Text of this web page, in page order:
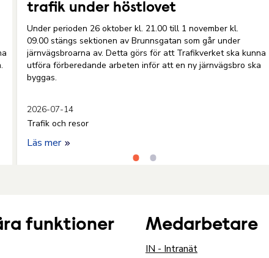
trafik under höstlovet
Under perioden 26 oktober kl. 21.00 till 1 november kl.
09.00 stängs sektionen av Brunnsgatan som går under
järnvägsbroarna av. Detta görs för att Trafikverket ska kunna
utföra förberedande arbeten inför att en ny järnvägsbro ska
byggas.
2026-07-14
Trafik och resor
Läs mer
funktioner Medarbetare
IN - Intranät